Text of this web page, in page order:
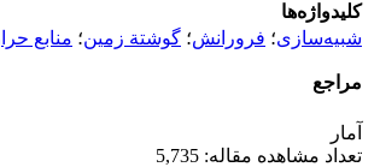
کلیدواژه‌ها
شبیه‌سازی؛ فرورانش؛ گوشتة زمین؛ منابع
مراجع
آمار
تعداد مشاهده مقاله: 5,735